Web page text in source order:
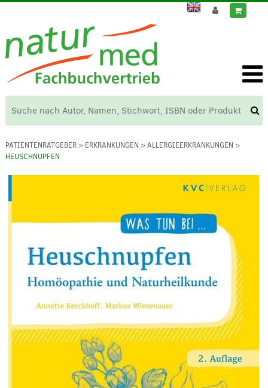
PATIENTENRATGEBER> ERKRANKUNGEN >ALLERGIEERKRANKUNGEN >
HEUSCHNUPFEN